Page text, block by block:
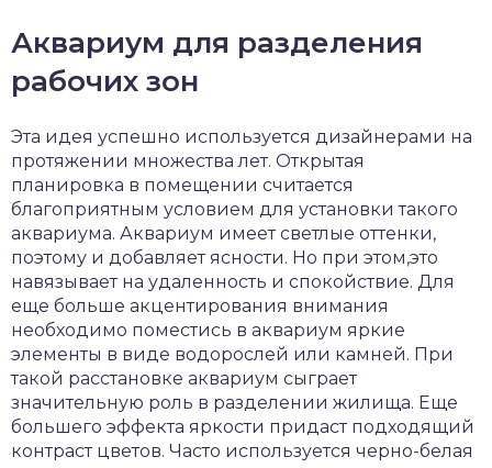
Аквариум для разделения
рабочих зон
Эта идея успешно используется дизайнерами на
протяжении множества лет. Открытая
планировка в помещении считается
благоприятным условием для установки такого
аквариума. Аквариум имеет светлые оттенки,
поэтому и добавляет ясности. Но при этом,это
навязывает на удаленность и спокойствие. Для
еще больше акцентирования внимания
необходимо поместись в аквариум яркие
элементы в виде водорослей или камней. При
такой расстановке аквариум сыграет
значительную роль в разделении жилища. Еще
большего эффекта яркости придаст подходящий
контраст цветов. Часто используется черно-белая